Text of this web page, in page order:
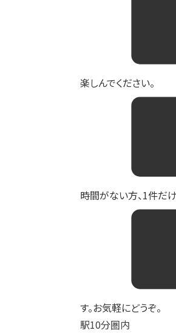
楽しんでください。
時間がない方、1件だ
す。お気軽にどうぞ。
駅10分圏内